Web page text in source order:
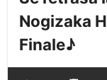
Nogizaka
Finale♪